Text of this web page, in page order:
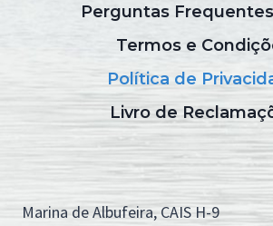
Perguntas
Termos e
Política de
Livro de
Marina de Albufeira, CAIS H-9